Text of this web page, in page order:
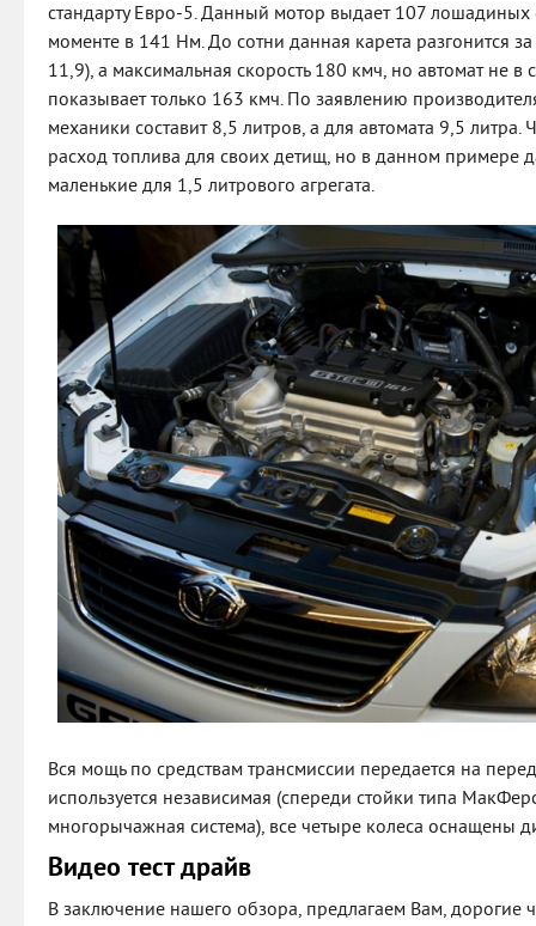
стандарту Евро-5. Данный мотор выдает 107
моменте в 141 Нм. До сотни данная карета разгонится
11,9), а максимальная скорость 180 кмч, но автомат не в
показывает только 163 кмч. По заявлению
механики составит 8,5 литров, а для автомата 9,5
расход топлива для своих детищ, но в данном примере
маленькие для 1,5 литрового агрегата.
Вся мощь по средствам трансмиссии передается на
используется независимая (спереди стойки типа
многорычажная система), все четыре колеса оснащены
Видео тест драйв
В заключение нашего обзора, предлагаем Вам, дорогие